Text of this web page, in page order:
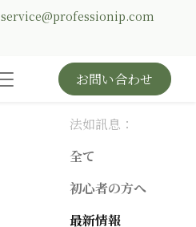
service@professionip.com
お問い合わせ
法如訊息：
全て
初心者の方へ
最新情報